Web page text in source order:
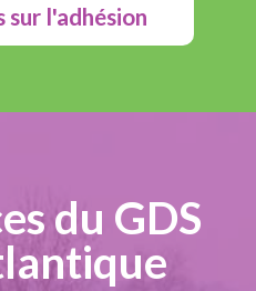
sur l'adhésion
du GDS